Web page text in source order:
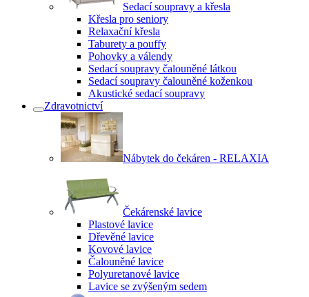
Sedací soupravy a křesla
Křesla pro seniory
Relaxační křesla
Taburety a pouffy
Pohovky a válendy
Sedací soupravy čalouněné látkou
Sedací soupravy čalouněné koženkou
Akustické sedací soupravy
Zdravotnictví
Nábytek do čekáren - RELAXIA
Čekárenské lavice
Plastové lavice
Dřevěné lavice
Kovové lavice
Čalouněné lavice
Polyuretanové lavice
Lavice se zvýšeným sedem